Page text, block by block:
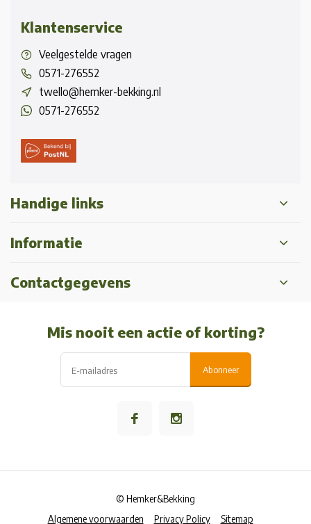
Klantenservice
Veelgestelde vragen
0571-276552
twello@hemker-bekking.nl
0571-276552
Handige links
Informatie
Contactgegevens
Mis nooit een actie of korting?
Abonneer
Algemene voorwaarden Privacy Policy Sitemap
© Hemker&Bekking